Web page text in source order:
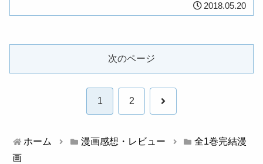
2018.05.20
次のページ
1 2 次
ホーム
漫画感想・レビュー
全1巻完結漫
画